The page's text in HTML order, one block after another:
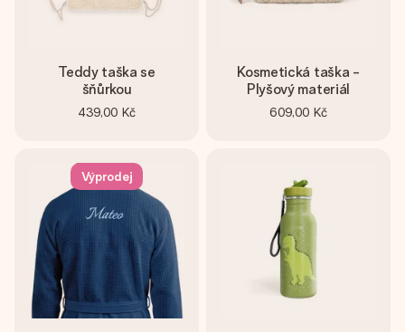
Teddy taška se
šňůrkou
439,00 Kč
Kosmetická taška -
Plyšový materiál
609,00 Kč
Výprodej